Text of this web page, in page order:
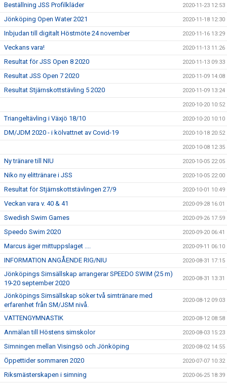
Beställning JSS Profilkläder 2020-11-23 12:53
Jönköping Open Water 2021 2020-11-18 12:30
Inbjudan till digitalt Höstmöte 24 november 2020-11-16 13:29
Veckans vara! 2020-11-13 11:26
Resultat för JSS Open 8 2020 2020-11-13 09:33
Resultat JSS Open 7 2020 2020-11-09 14:08
Resultat Stjärnskottstävling 5 2020 2020-11-09 13:24
2020-10-20 10:52
Triangeltävling i Växjö 18/10 2020-10-20 10:10
DM/JDM 2020 - i kölvattnet av Covid-19 2020-10-18 20:52
2020-10-08 12:35
Ny tränare till NIU 2020-10-05 22:05
Niko ny elittränare i JSS 2020-10-05 22:00
Resultat för Stjärnskottstävlingen 27/9 2020-10-01 10:49
Veckan vara v. 40 & 41 2020-09-28 16:01
Swedish Swim Games 2020-09-26 17:59
Speedo Swim 2020 2020-09-20 06:41
Marcus äger mittuppslaget .... 2020-09-11 06:10
INFORMATION ANGÅENDE RIG/NIU 2020-08-31 17:15
Jönköpings Simsällskap arrangerar SPEEDO SWIM (25 m)
19-20 september 2020
2020-08-31 13:31
Jönköpings Simsällskap söker två simtränare med
erfarenhet från SM/JSM nivå.
2020-08-12 09:03
VATTENGYMNASTIK 2020-08-12 08:58
Anmälan till Höstens simskolor 2020-08-03 15:23
Simningen mellan Visingsö och Jönköping 2020-08-02 14:55
Öppettider sommaren 2020 2020-07-07 10:32
Riksmästerskapen i simning 2020-06-25 18:39